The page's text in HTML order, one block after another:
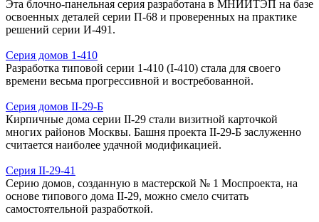
Эта блочно-панельная серия разработана в МНИИТЭП на базе
освоенных деталей серии П-68 и проверенных на практике
решений серии И-491.
Серия домов 1-410
Разработка типовой серии 1-410 (I-410) стала для своего
времени весьма прогрессивной и востребованной.
Серия домов II-29-Б
Кирпичные дома серии II-29 стали визитной карточкой
многих районов Москвы. Башня проекта II-29-Б заслуженно
считается наиболее удачной модификацией.
Серия II-29-41
Серию домов, созданную в мастерской № 1 Моспроекта, на
основе типового дома II-29, можно смело считать
самостоятельной разработкой.